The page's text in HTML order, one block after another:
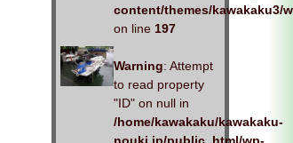
content/themes/kawakaku3/
on line 197
Warning: Attempt
to read property
"ID" on null in
/home/kawakaku/kawakaku-